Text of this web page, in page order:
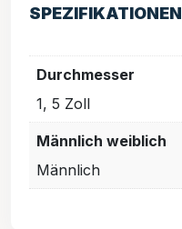
SPEZIFIKATIONEN
Durchmesser
1, 5 Zoll
Männlich weiblich
Männlich